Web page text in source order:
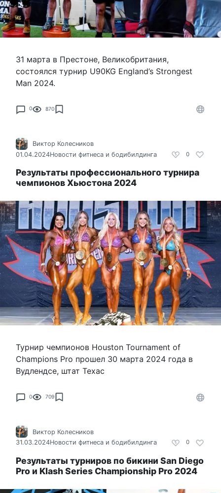
31 марта в Престоне, Великобритания,
состоялся турнир U90KG England’s Strongest
Man 2024.
0 870
0
Виктор Колесников
01.04.2024Новости фитнеса и бодибилдинга
Результаты профессионального турнира
чемпионов Хьюстона 2024
Турнир чемпионов Houston Tournament of
Champions Pro прошел 30 марта 2024 года в
Вудлендсе, штат Техас
0 709
0
Виктор Колесников
31.03.2024Новости фитнеса и бодибилдинга
Результаты турниров по бикини San Diego
Pro и Klash Series Championship Pro 2024